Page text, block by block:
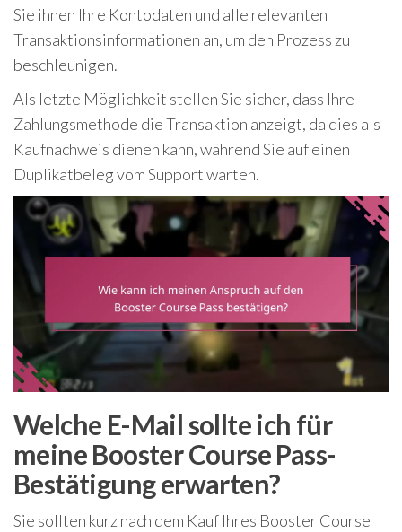
Sie ihnen Ihre Kontodaten und alle relevanten
Transaktionsinformationen an, um den Prozess zu
beschleunigen.
Als letzte Möglichkeit stellen Sie sicher, dass Ihre
Zahlungsmethode die Transaktion anzeigt, da dies als
Kaufnachweis dienen kann, während Sie auf einen
Duplikatbeleg vom Support warten.
Welche E-Mail sollte ich für
meine Booster Course Pass-
Bestätigung erwarten?
Sie sollten kurz nach dem Kauf Ihres Booster Course